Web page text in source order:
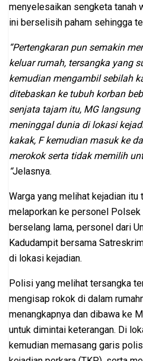
menyelesaikan sengketa tanah
ini berselisih paham sehingga
“Pertengkaran pun semakin
keluar rumah, tersangka yang
kemudian mengambil sebilah
ditebaskan ke tubuh korban
senjata tajam itu, MG
meninggal dunia di lokasi
kakak, F kemudian masuk ke
merokok serta tidak memilih
“Jelasnya.
Warga yang melihat kejadian
melaporkan ke personel Polsek
berselang lama, personel dari
Kadudampit bersama
di lokasi kejadian.
Polisi yang melihat tersangka
mengisap rokok di dalam
menangkapnya dan dibawa ke
untuk dimintai keterangan. Di
kemudian memasang garis